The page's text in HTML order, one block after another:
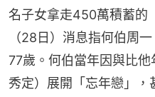
名子女拿走450萬積蓄的
（28日）消息指何伯周
77歲。何伯當年因與比
秀定）展開「忘年戀」，